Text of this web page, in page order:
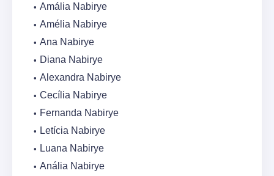
Amália Nabirye
Amélia Nabirye
Ana Nabirye
Diana Nabirye
Alexandra Nabirye
Cecília Nabirye
Fernanda Nabirye
Letícia Nabirye
Luana Nabirye
Anália Nabirye